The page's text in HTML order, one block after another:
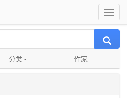
分类 作家